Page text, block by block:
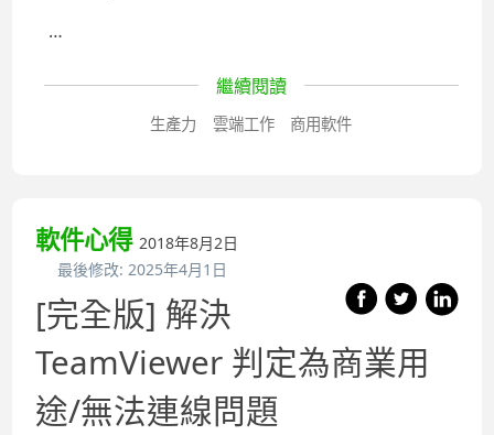
…
繼續閱讀
生產力 雲端工作 商用軟件
軟件心得 2018年8月2日
最後修改:2025年4月1日
[完全版] 解決
TeamViewer 判定為商業用
途/無法連線問題